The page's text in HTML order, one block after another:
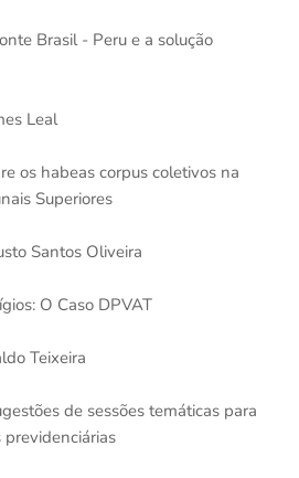
Brasil - Peru e a solução
Leal
os habeas corpus coletivos na
Superiores
Santos Oliveira
O Caso DPVAT
Teixeira
de sessões temáticas para